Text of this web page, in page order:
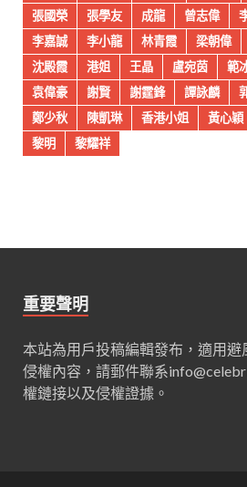
張國榮
張學友 成龍 曾志偉
李嘉誠
李小龍 林青霞 梁朝偉
沈殿霞
港姐 王晶 盧宛茵 範
袁偉豪
謝賢 謝霆鋒 譚詠麟
鄭少秋
陳凱琳 香港小姐 黃心穎
黎明
黎耀祥
重要聲明
本站為用戶投稿編輯發布，適用
侵權內容，請郵件聯系
權鏈接以及侵權證據。